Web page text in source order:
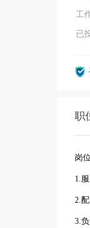
工
已
职
岗
1.
2.
3.